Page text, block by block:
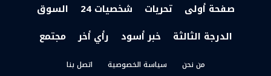
صفحة أولى تحريات شخصيات 24
السوق
الدرجة الثالثة
خبر أسود رأي أخر مجتمع
من نحن سياسة الخصوصية اتصل بنا